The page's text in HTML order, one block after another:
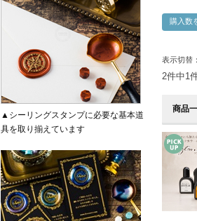
表示切替
2件中1
商品
▲シーリングスタンプに必要な基本道
具を取り揃えています